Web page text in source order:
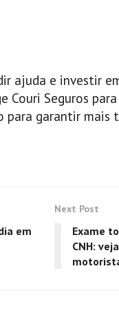
ajuda e investir
Couri Seguros
garantir mais
em
Next Post
Exame
CNH: